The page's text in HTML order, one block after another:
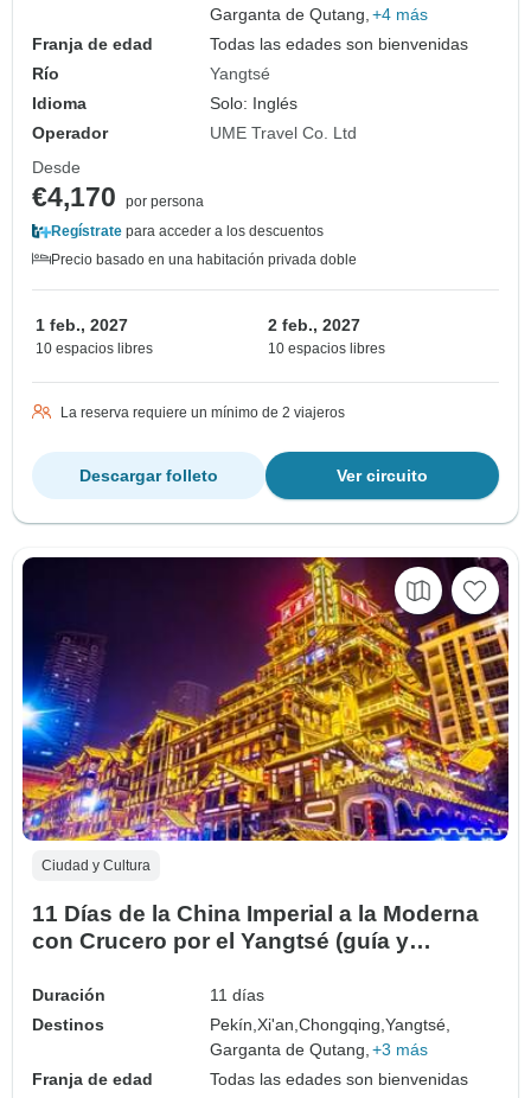
Garganta de Qutang, +4 más
Franja de edad
Todas las edades son bienvenidas
Río
Yangtsé
Idioma
Solo: Inglés
Operador
UME Travel Co. Ltd
Desde
€4,170
por persona
Regístrate para acceder a los descuentos
Precio basado en una habitación privada doble
1 feb., 2027
10 espacios libres
2 feb., 2027
10 espacios libres
La reserva requiere un mínimo de 2 viajeros
Ver circuito
Descargar folleto
Ciudad y Cultura
11 Días de la China Imperial a la Moderna
con Crucero por el Yangtsé (guía y
Duración
11 días
Destinos
Pekín,Xi'an,Chongqing,Yangtsé,
Garganta de Qutang, +3 más
Franja de edad
Todas las edades son bienvenidas